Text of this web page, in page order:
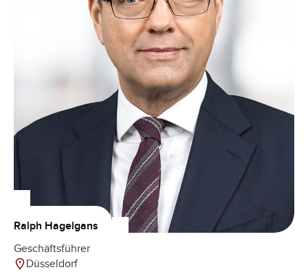
Ralph Hagelgans
Geschäftsführer
Düsseldorf